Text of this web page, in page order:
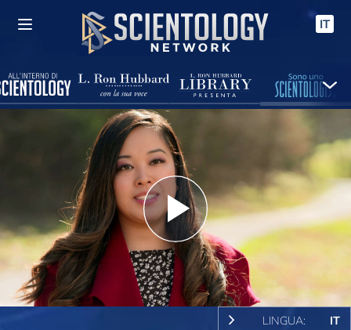
IT
Play
Video
LINGUA: IT